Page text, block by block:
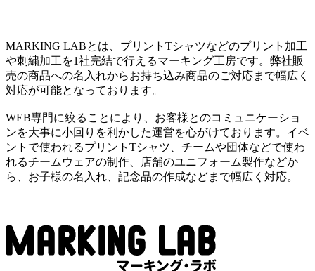
MARKING LABとは、プリントTシャツなどのプリント加工
や刺繍加工を1社完結で行えるマーキング工房です。弊社販
売の商品への名入れからお持ち込み商品のご対応まで幅広く
対応が可能となっております。
WEB専門に絞ることにより、お客様とのコミュニケーショ
ンを大事に小回りを利かした運営を心がけております。イベ
ントで使われるプリントTシャツ、チームや団体などで使わ
れるチームウェアの制作、店舗のユニフォーム製作などか
ら、お子様の名入れ、記念品の作成などまで幅広く対応。